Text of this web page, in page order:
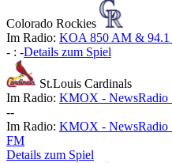
Colorado Rockies
Im Radio: KOA 850 AM &
- : -Details zum Spiel
St.Louis Cardinals
Im Radio: KMOX - NewsRadio
--
Im Radio: KMOX - NewsRadio
FM
Details zum Spiel